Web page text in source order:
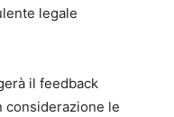
legale
il feedback
considerazione le